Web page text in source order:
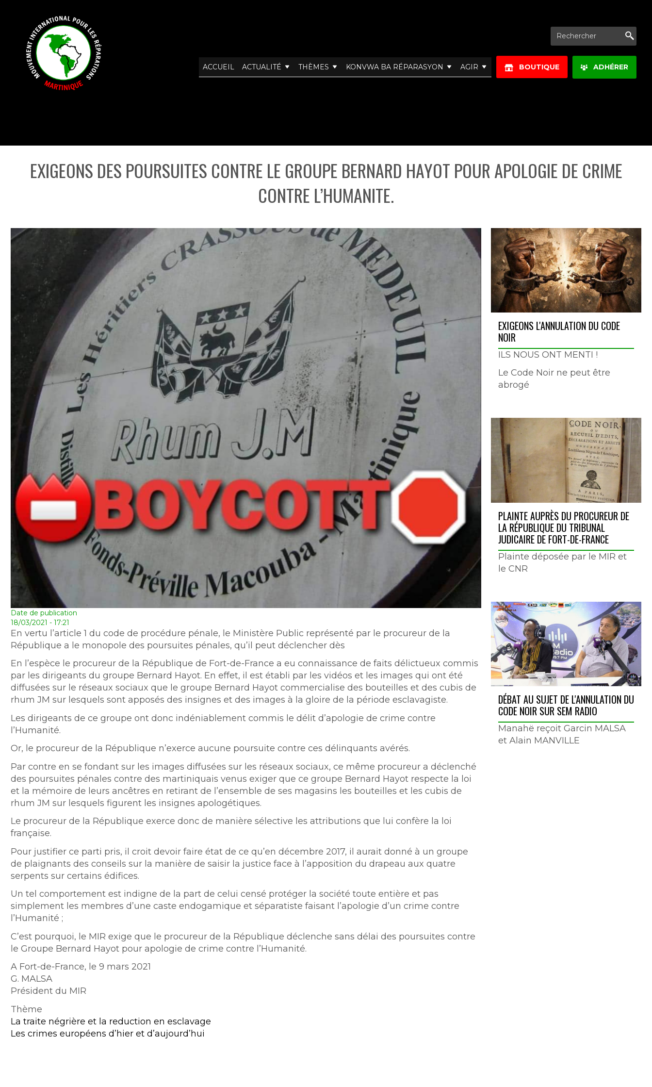
ADHÉRER
BOUTIQUE
ACCUEIL ACTUALITÉ THÈMES KONVWA BA RÉPARASYON AGIR
EXIGEONS DES POURSUITES CONTRE LE GROUPE BERNARD HAYOT POUR APOLOGIE DE CRIME
CONTRE L’HUMANITE.
Date de publication
18/03/2021 - 17:21
En vertu l’article 1 du code de procédure pénale, le Ministère Public représenté par le procureur de la
République a le monopole des poursuites pénales, qu’il peut déclencher dès
En l’espèce le procureur de la République de Fort-de-France a eu connaissance de faits délictueux commis
par les dirigeants du groupe Bernard Hayot. En effet, il est établi par les vidéos et les images qui ont été
diffusées sur le réseaux sociaux que le groupe Bernard Hayot commercialise des bouteilles et des cubis de
rhum JM sur lesquels sont apposés des insignes et des images à la gloire de la période esclavagiste.
Les dirigeants de ce groupe ont donc indéniablement commis le délit d’apologie de crime contre
l’Humanité.
Or, le procureur de la République n’exerce aucune poursuite contre ces délinquants avérés.
Par contre en se fondant sur les images diffusées sur les réseaux sociaux, ce même procureur a déclenché
des poursuites pénales contre des martiniquais venus exiger que ce groupe Bernard Hayot respecte la loi
et la mémoire de leurs ancêtres en retirant de l’ensemble de ses magasins les bouteilles et les cubis de
rhum JM sur lesquels figurent les insignes apologétiques.
Le procureur de la République exerce donc de manière sélective les attributions que lui confère la loi
française.
Pour justifier ce parti pris, il croit devoir faire état de ce qu’en décembre 2017, il aurait donné à un groupe
de plaignants des conseils sur la manière de saisir la justice face à l’apposition du drapeau aux quatre
serpents sur certains édifices.
Un tel comportement est indigne de la part de celui censé protéger la société toute entière et pas
simplement les membres d’une caste endogamique et séparatiste faisant l’apologie d’un crime contre
l’Humanité ;
C’est pourquoi, le MIR exige que le procureur de la République déclenche sans délai des poursuites contre
le Groupe Bernard Hayot pour apologie de crime contre l’Humanité.
A Fort-de-France, le 9 mars 2021
G. MALSA
Président du MIR
Thème
La traite négrière et la reduction en esclavage
Les crimes européens d’hier et d’aujourd’hui
EXIGEONS L'ANNULATION DU CODE
NOIR
ILS NOUS ONT MENTI !
Le Code Noir ne peut être
abrogé
PLAINTE AUPRÈS DU PROCUREUR DE
LA RÉPUBLIQUE DU TRIBUNAL
JUDICAIRE DE FORT-DE-FRANCE
Plainte déposée par le MIR et
le CNR
DÉBAT AU SUJET DE L'ANNULATION DU
CODE NOIR SUR SEM RADIO
Manahë reçoit Garcin MALSA
et Alain MANVILLE